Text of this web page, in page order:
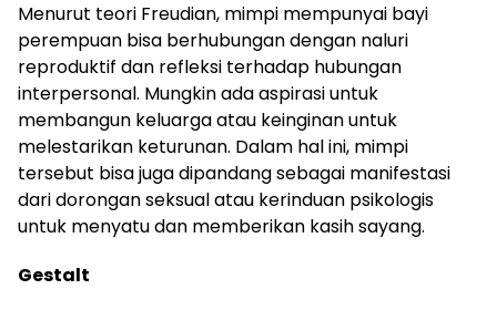
Menurut teori Freudian, mimpi mempunyai bayi
perempuan bisa berhubungan dengan naluri
reproduktif dan refleksi terhadap hubungan
interpersonal. Mungkin ada aspirasi untuk
membangun keluarga atau keinginan untuk
melestarikan keturunan. Dalam hal ini, mimpi
tersebut bisa juga dipandang sebagai manifestasi
dari dorongan seksual atau kerinduan psikologis
untuk menyatu dan memberikan kasih sayang.
Gestalt